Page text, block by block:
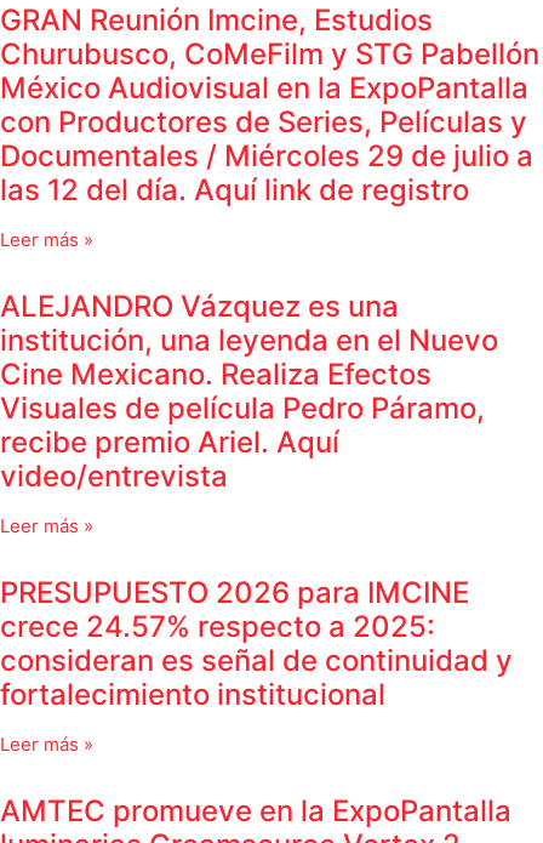
GRAN Reunión Imcine, Estudios
Churubusco, CoMeFilm y STG Pabellón
México Audiovisual en la ExpoPantalla
con Productores de Series, Películas y
Documentales / Miércoles 29 de julio a
las 12 del día. Aquí link de registro
Leer más »
ALEJANDRO Vázquez es una
institución, una leyenda en el Nuevo
Cine Mexicano. Realiza Efectos
Visuales de película Pedro Páramo,
recibe premio Ariel. Aquí
video/entrevista
Leer más »
PRESUPUESTO 2026 para IMCINE
crece 24.57% respecto a 2025:
consideran es señal de continuidad y
fortalecimiento institucional
Leer más »
AMTEC promueve en la ExpoPantalla